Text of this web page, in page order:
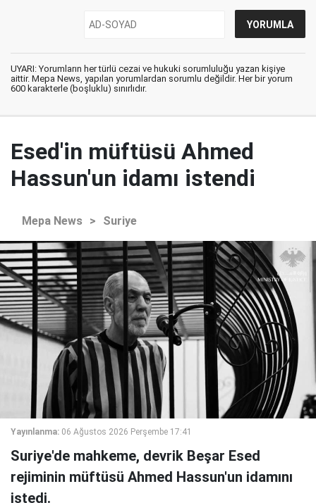
UYARI: Yorumların her türlü cezai ve hukuki sorumluluğu yazan kişiye
aittir. Mepa News, yapılan yorumlardan sorumlu değildir. Her bir yorum
600 karakterle (boşluklu) sınırlıdır.
Esed'in müftüsü Ahmed
Hassun'un idamı istendi
Mepa News > Suriye
Yayınlanma: 06 Ağustos 2026 Perşembe 17:41
Suriye'de mahkeme, devrik Beşar Esed
rejiminin müftüsü Ahmed Hassun'un idamını
istedi.